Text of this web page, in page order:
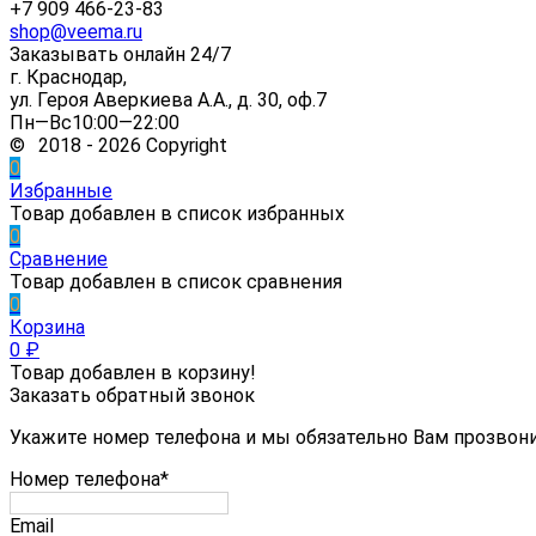
+7 909 466-23-83
shop@veema.ru
Заказывать онлайн 24/7
г. Краснодар,
ул. Героя Аверкиева А.А., д. 30, оф.7
Пн—Вс10:00—22:00
© 2018 - 2026 Copyright
0
Избранные
Товар добавлен в список избранных
0
Сравнение
Товар добавлен в список сравнения
0
Корзина
0 ₽
Товар добавлен в корзину!
Заказать обратный звонок
Укажите номер телефона и мы обязательно Вам
Номер телефона*
Email